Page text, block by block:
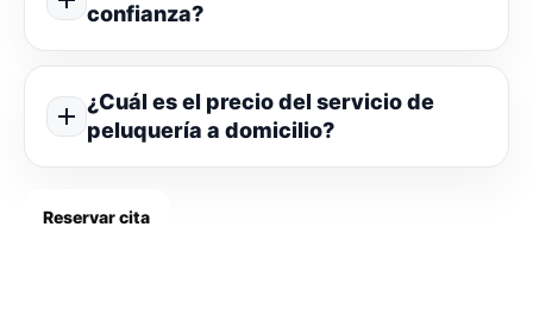
confianza?
¿Cuál es el precio del servicio de
peluquería a domicilio?
Reservar cita